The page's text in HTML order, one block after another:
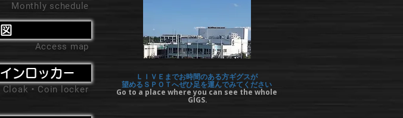
Monthly schedule
Access map
ンロッカー
Cloak・Coin locker
ＬＩＶＥまでお時間のある方ギグスが
望めるＳＰＯＴへぜひ足を運んでみてください
Go to a place where you can see the whole
GIGS.